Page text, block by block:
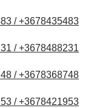
/ +3678435483
/ +3678488231
/ +3678368748
/ +3678421953